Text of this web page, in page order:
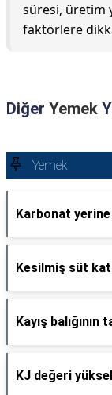
süresi, üretim
faktörlere
Diğer Yemek
Yemek
Karbonat yerine
Kesilmiş süt
Kayış balığının
KJ değeri